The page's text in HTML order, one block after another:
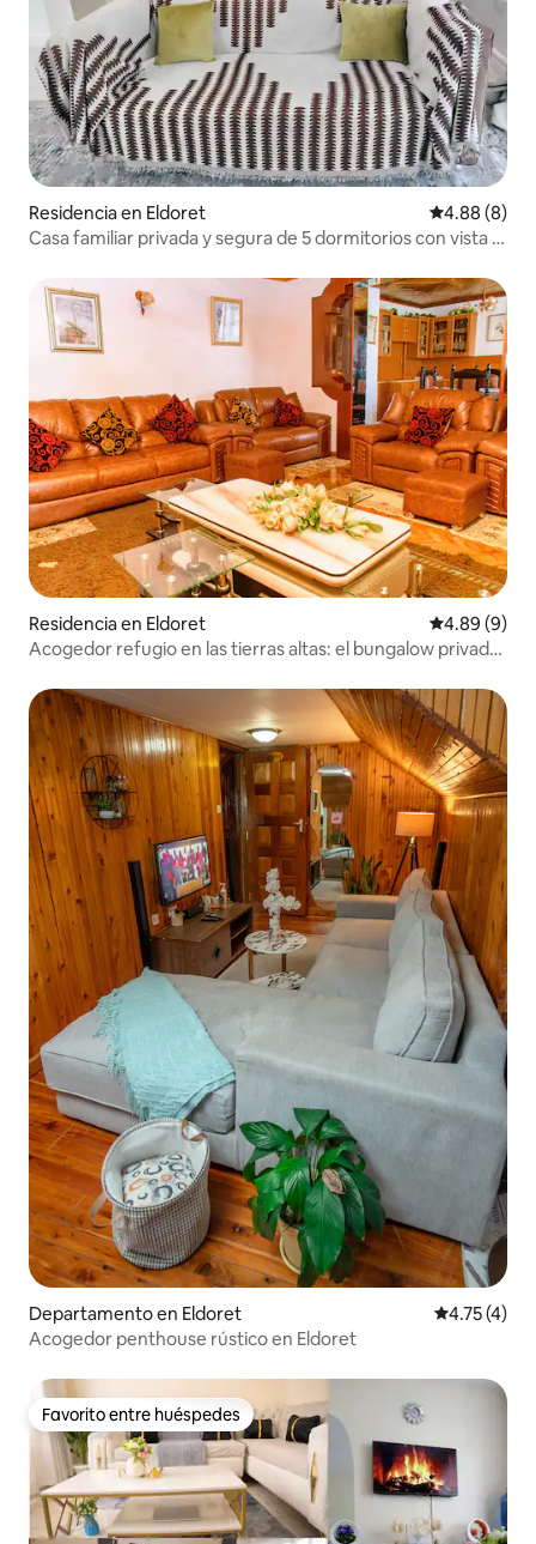
Residencia en Eldoret Calificación
4.88 (8)
Casa familiar privada y segura de 5 dormitorios con vista a
Residencia en Eldoret Calificación
4.89 (9)
Acogedor refugio en las tierras altas: el bungalow privado
Departamento en Eldoret Calificación
4.75 (4)
Acogedor penthouse rústico en Eldoret
Favorito entre huéspedes
Favorito entre huéspedes